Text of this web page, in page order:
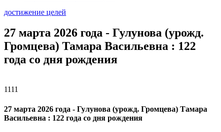
достижение целей
27 марта 2026 года - Гулунова (урожд.
Громцева) Тамара Васильевна : 122
года со дня рождения
1111
27 марта 2026 года - Гулунова (урожд. Громцева) Тамара
Васильевна : 122 года со дня рождения